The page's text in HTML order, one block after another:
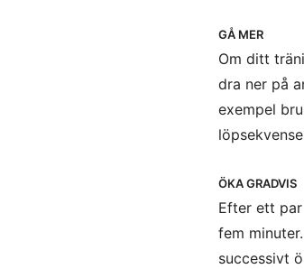
GÅ MER
Om ditt
dra ner på
exempel
ÖKA GRADVIS
Efter ett
fem
successivt